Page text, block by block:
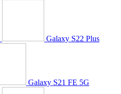
Galaxy S22 Plus
Galaxy S21 FE 5G